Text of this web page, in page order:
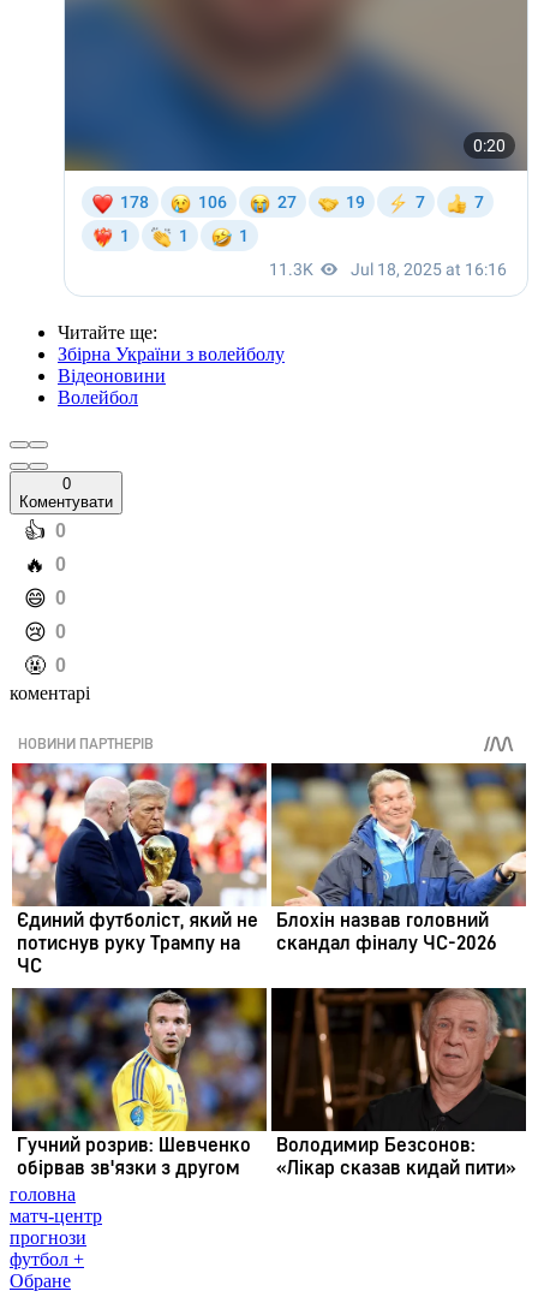
Читайте ще:
Збірна України з волейболу
Відеоновини
Волейбол
0
Коментувати
️👍 0
️🔥 0
️😄 0
️😢 0
️🤬 0
коментарі
головна
матч-центр
прогнози
футбол +
Обране